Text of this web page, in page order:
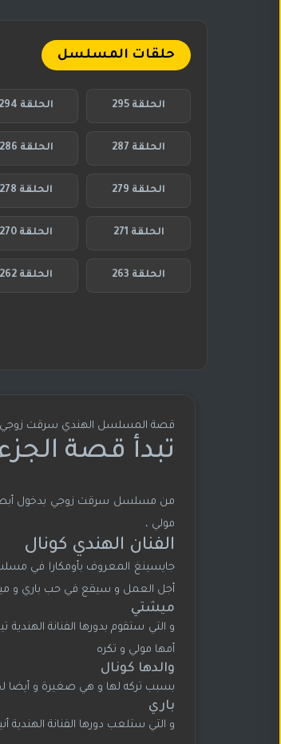
حلقات المسلسل
الحلقة 295 الحلقة 294
الحلقة 287 الحلقة 286
الحلقة 279 الحلقة 278
الحلقة 271 الحلقة 270
الحلقة 263 الحلقة 262
قصة المسلسل الهندي سرقت
تبدأ قصة الجزء
من مسلسل سرقت زوجي بدخول أبطال
مولي ،
الفنان الهندي كونال
جايسينغ المعروف بأومكارا في
أجل العمل و سيقع في حب باري و
ميشتي
و التي ستقوم بدورها الفنانة
أمها مولي و تكره
والدها كونال
بسبب تركه لها و هي صغيرة و أيضا
باري
و التي ستلعب دورها الفنانة الهندية